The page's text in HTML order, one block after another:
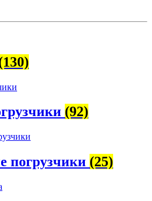
(92)
погрузчики (25)